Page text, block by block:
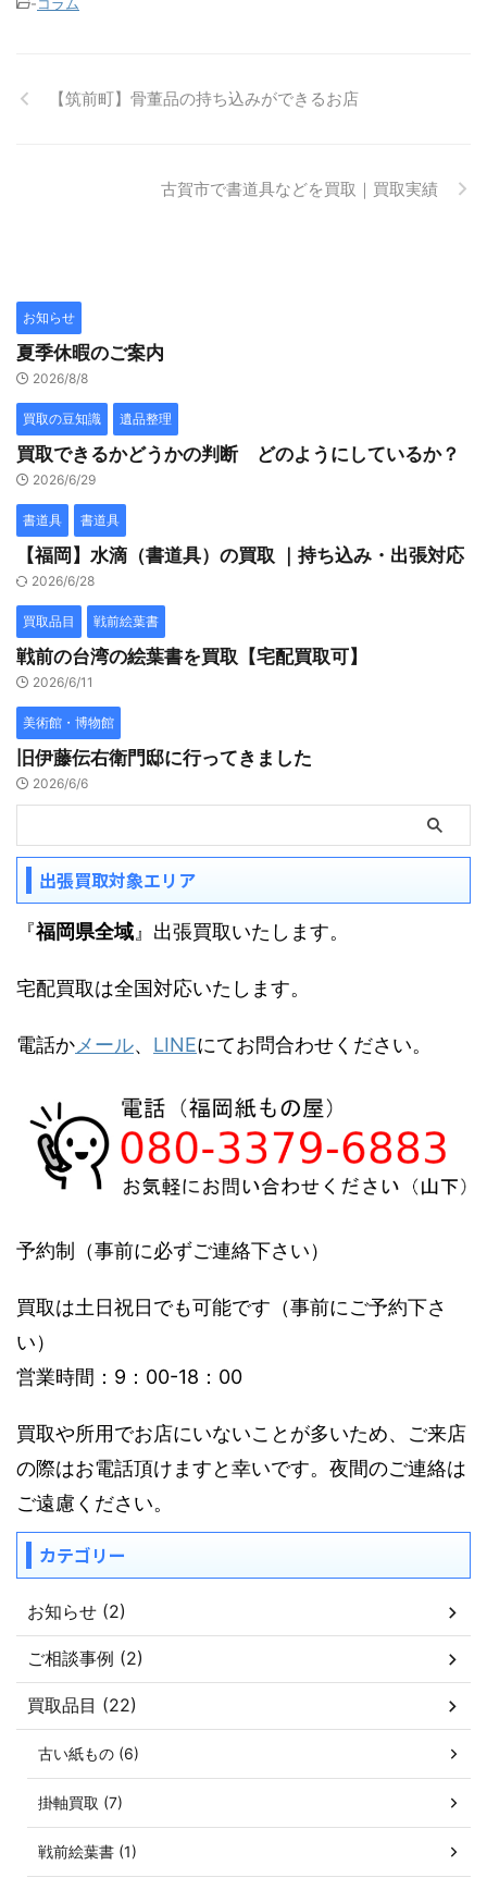
【筑前町】骨董品の持ち込みができるお店
古賀市で書道具などを買取｜買取実績
お知らせ
夏季休暇のご案内
2026/8/8
買取の豆知識 遺品整理
買取できるかどうかの判断 どのようにしているか？
2026/6/29
書道具 書道具
【福岡】水滴（書道具）の買取 ｜持ち込み・出張対応
2026/6/28
買取品目 戦前絵葉書
戦前の台湾の絵葉書を買取【宅配買取可】
2026/6/11
美術館・博物館
旧伊藤伝右衛門邸に行ってきました
2026/6/6
出張買取対象エリア
『福岡県全域 』出張買取いたします。
宅配買取は全国対応いたします。
電話かメール、 LINEにてお問合わせください。
予約制（事前に必ずご連絡下さい）
買取は土日祝日でも可能です（事前にご予約下さ
い）
営業時間：9：00-18：00
買取や所用でお店にいないことが多いため、ご来店
の際はお電話頂けますと幸いです。夜間のご連絡は
ご遠慮ください。
カテゴリー
お知らせ (2)
ご相談事例 (2)
買取品目 (22)
古い紙もの (6)
掛軸買取 (7)
戦前絵葉書 (1)